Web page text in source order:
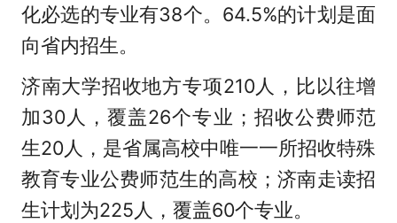
化必选的专业有38个。64.5%的计划是面
向省内招生。
济南大学招收地方专项210人，比以往增
加30人，覆盖26个专业；招收公费师范
生20人，是省属高校中唯一一所招收特殊
教育专业公费师范生的高校；济南走读招
生计划为225人，覆盖60个专业。